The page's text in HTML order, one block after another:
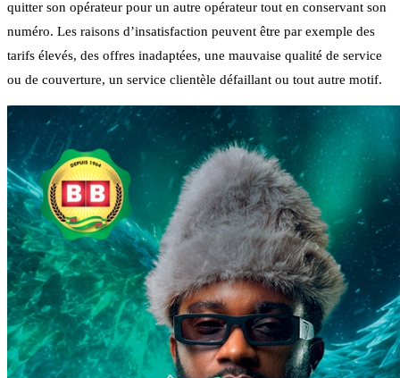
quitter son opérateur pour un autre opérateur tout en conservant son
numéro. Les raisons d’insatisfaction peuvent être par exemple des
tarifs élevés, des offres inadaptées, une mauvaise qualité de service
ou de couverture, un service clientèle défaillant ou tout autre motif.